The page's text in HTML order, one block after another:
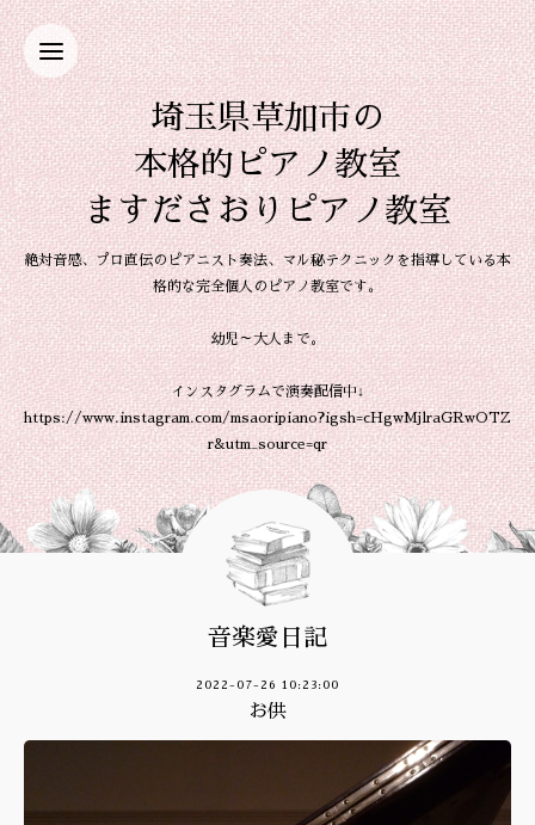
埼玉県草加市の
本格的ピアノ教室
ますださおりピアノ教室
絶対音感、プロ直伝のピアニスト奏法、マル秘テクニックを指導している本
格的な完全個人のピアノ教室です。
幼児～大人まで。
インスタグラムで演奏配信中↓
https://www.instagram.com/msaoripiano?igsh=cHgwMjlraGRwOTZ
r&utm_source=qr
音楽愛日記
2022-07-26 10:23:00
お供